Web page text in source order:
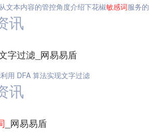
文本内容的管控角度介绍下花椒敏感词服务
讯
字过滤_网易易盾
用 DFA 算法实现文字过滤
讯
_网易易盾